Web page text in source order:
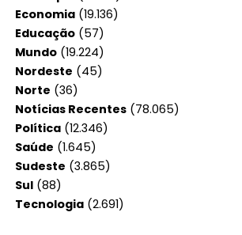
Economia(19.136)
Educação(57)
Mundo(19.224)
Nordeste (45)
Norte (36)
Notícias Recentes(78.065)
Política(12.346)
Saúde (1.645)
Sudeste (3.865)
Sul(88)
Tecnologia(2.691)